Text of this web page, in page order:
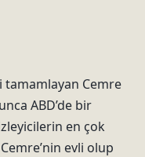
tamamlayan Cemre
ABD’de bir
en çok
evli olup